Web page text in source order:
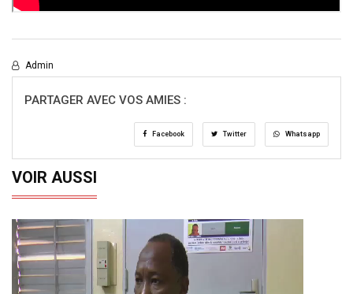
Admin
PARTAGER AVEC VOS AMIES :
Facebook Twitter Whatsapp
VOIR AUSSI